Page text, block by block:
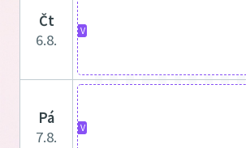
čt
6.8.
V
pá
7.8.
V